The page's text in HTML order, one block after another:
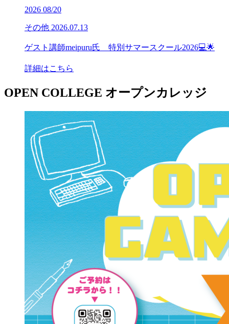
2026 08/20
その他 2026.07.13
ゲスト講師meipuru氏 特別サマースクール2026💻🌟
詳細はこちら
OPEN COLLEGE オープンカレッジ